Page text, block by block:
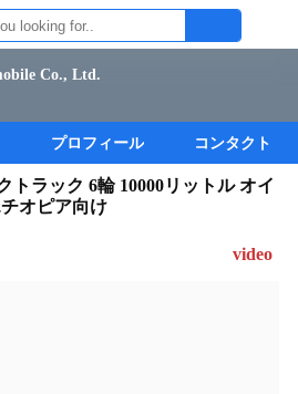
Co., Ltd.
プロフィール コンタクト
トラック 6輪 10000リットル オイ
オピア向け
video